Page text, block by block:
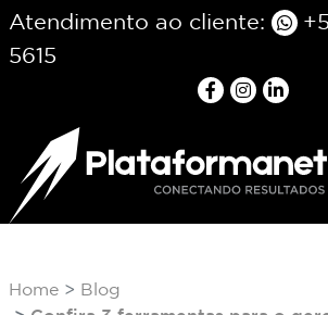
Atendimento ao cliente:
5615
Home
Blog